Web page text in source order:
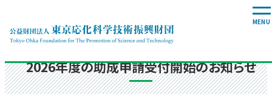
2026年度の助成申請受付開始のお知らせ